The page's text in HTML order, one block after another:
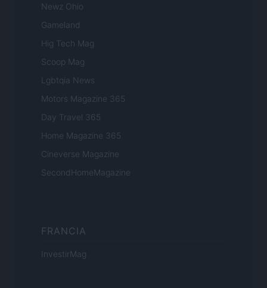
Newz Ohio
Gameland
Hig Tech Mag
Scoop Mag
Lgbtqia News
Motors Magazine 365
Day Travel 365
Home Magazine 365
Cineverse Magazine
SecondHomeMagazine
FRANCIA
InvestirMag